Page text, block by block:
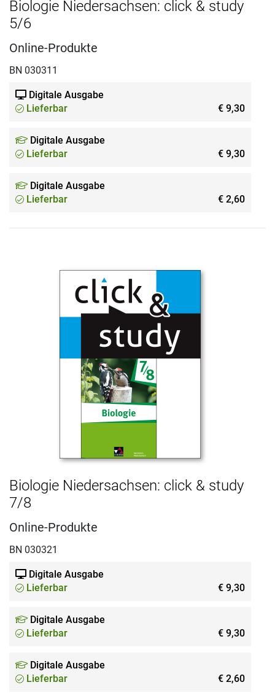
Biologie Niedersachsen: click & study
5/6
Online-Produkte
BN 030311
Digitale Ausgabe
Lieferbar
€ 9,30
Digitale Ausgabe
Lieferbar
€ 9,30
Digitale Ausgabe
Lieferbar
€ 2,60
Biologie Niedersachsen: click & study
7/8
Online-Produkte
BN 030321
Digitale Ausgabe
Lieferbar
€ 9,30
Digitale Ausgabe
Lieferbar
€ 9,30
Digitale Ausgabe
Lieferbar
€ 2,60